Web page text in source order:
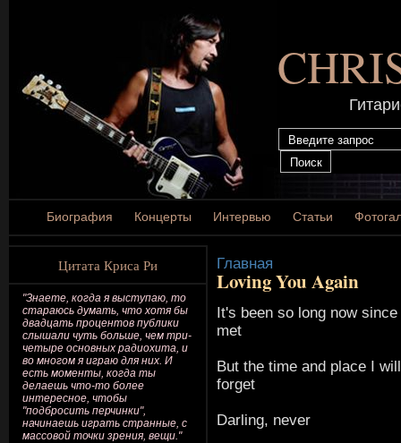
Биография Концерты Интервью Статьи
Цитата Криса Ри
"Знаете, когда я выступаю, то
стараюсь думать, что хотя бы
двадцать процентов публики
слышали чуть больше, чем три-
четыре основных радиохита, и
во многом я играю для них. И
есть моменты, когда ты
делаешь что-то более
интересное, чтобы
"подбросить перчинки",
начинаешь играть странные, с
массовой точки зрения, вещи."
Главная
Loving You Again
It's been so long now
met
But the time and place I
forget
Darling, never